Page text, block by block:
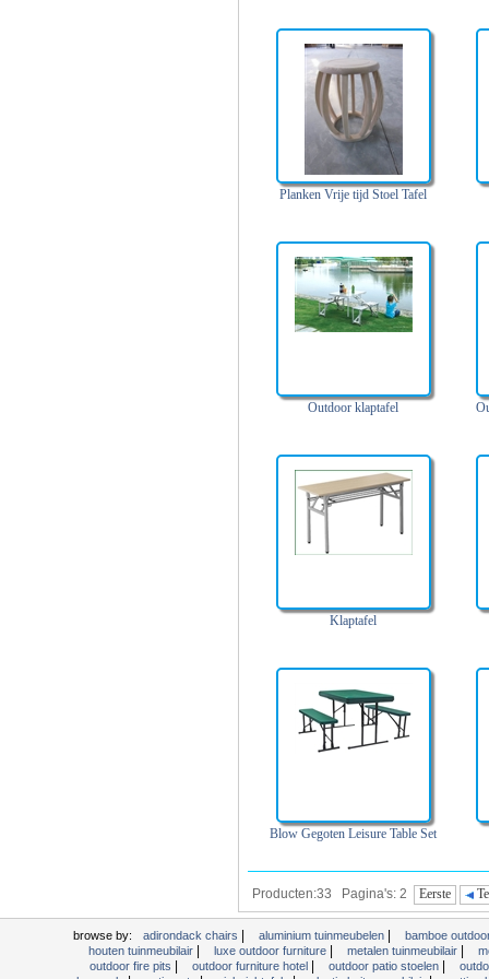
Planken Vrije tijd Stoel Tafel
Outdoor klaptafel
Klaptafel
Blow Gegoten Leisure Table Set
Producten:33 Pagina's: 2 Eerste
browse by: adirondack chairs aluminium tuinmeubelen
bamboe
houten tuinmeubilair
luxe outdoor furniture metalen tuinmeubilair
outdoor fire pits
outdoor furniture hotel outdoor patio stoelen